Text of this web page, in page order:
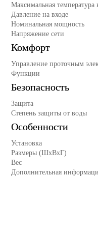
Максимальная температура
Давление на входе
Номинальная мощность
Напряжение сети
Комфорт
Управление проточным
Функции
Безопасность
Защита
Степень защиты от воды
Особенности
Установка
Размеры (ШхВхГ)
Вес
Дополнительная